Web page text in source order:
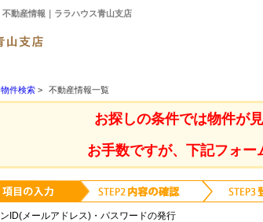
動産情報｜ララハウス青山支店
物件検索 > 不動産情報一覧
お探しの条件では物件が
お手数ですが、下記フォー
ID(メールアドレス)・パスワードの発行